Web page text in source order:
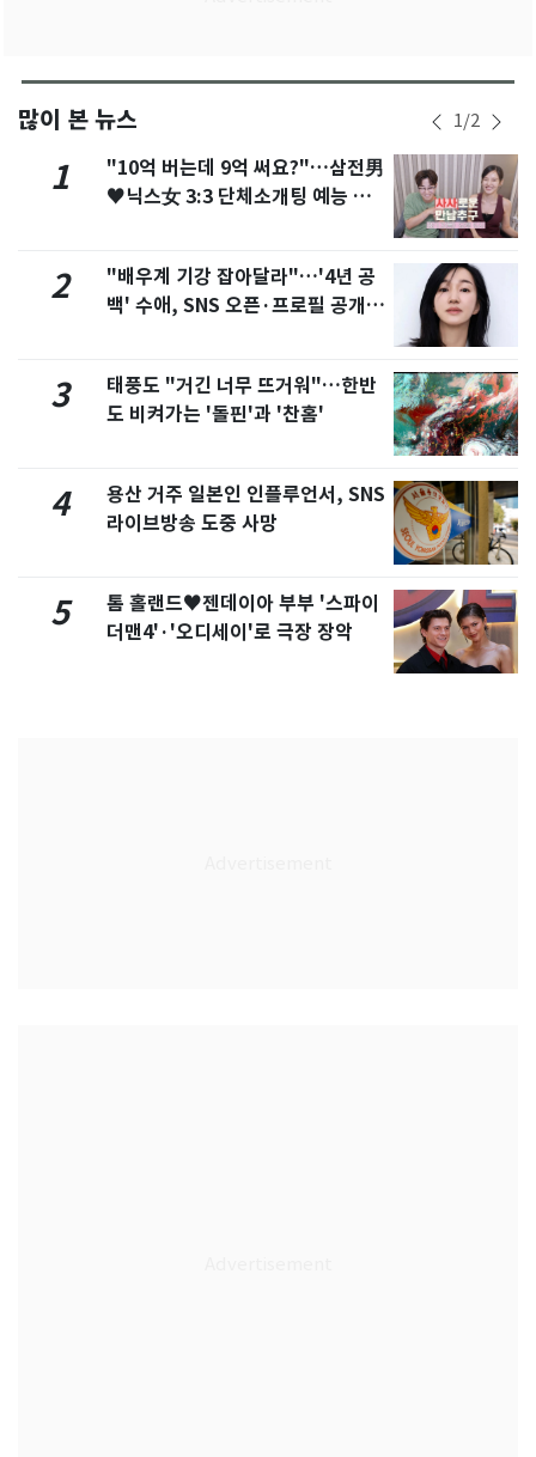
많이 본 뉴스 1/2
1
"10억 버는데 9억 써요?"…삼전男
♥닉스女 3:3 단체소개팅 예능 화
2
"배우계 기강 잡아달라"…'4년 공
백' 수애, SNS 오픈·프로필 공개
3
태풍도 "거긴 너무 뜨거워"…한반
도 비켜가는 '돌핀'과 '찬홈'
4
용산 거주 일본인 인플루언서, SNS
라이브방송 도중 사망
5
톰 홀랜드♥젠데이아 부부 '스파이
더맨4'·'오디세이'로 극장 장악